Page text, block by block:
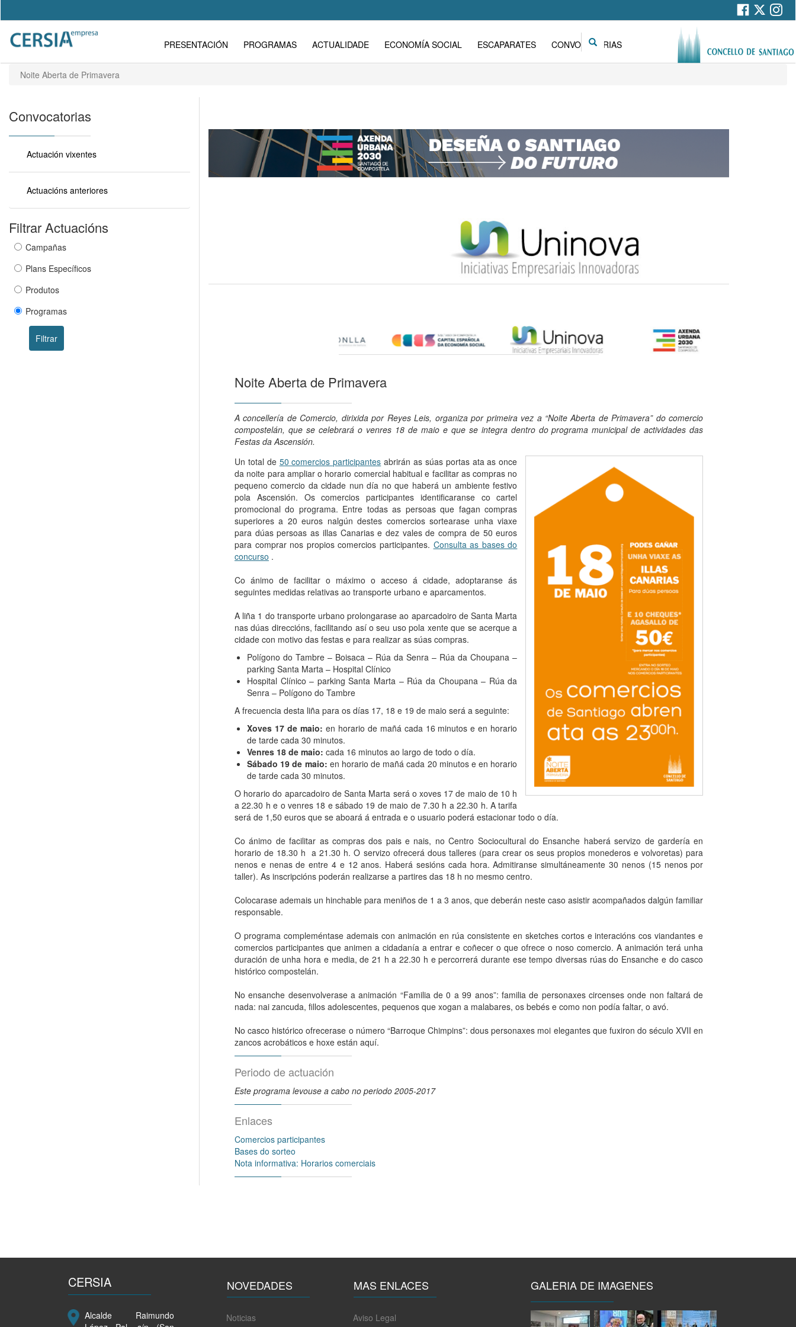
principal
Formulario
búsqueda
Search
Main
PRESENTACIÓN PROGRAMAS ACTUALIDADE ECONOMÍA SOCIAL ESCAPARATES CONVOCATORIAS
Noite Aberta de Primavera
Convocatorias
Actuación vixentes
Actuacións anteriores
Filtrar Actuacións
Campañas
Plans Específicos
Produtos
Programas
Filtrar
Noite Aberta de Primavera
A concellería de Comercio, dirixida por Reyes Leis, organiza por primeira vez a “Noite Aberta de Primavera” do comercio
compostelán, que se celebrará o venres 18 de maio e que se integra dentro do programa municipal de actividades das
Festas da Ascensión.
Un total de 50 comercios participantes abrirán as súas portas ata as once
da noite para ampliar o horario comercial habitual e facilitar as compras no
pequeno comercio da cidade nun día no que haberá un ambiente festivo
pola Ascensión. Os comercios participantes identificaranse co cartel
promocional do programa. Entre todas as persoas que fagan compras
superiores a 20 euros nalgún destes comercios sortearase unha viaxe
para dúas persoas as illas Canarias e dez vales de compra de 50 euros
para comprar nos propios comercios participantes. Consulta as bases do
concurso .
Co ánimo de facilitar o máximo o acceso á cidade, adoptaranse ás
seguintes medidas relativas ao transporte urbano e aparcamentos.
A liña 1 do transporte urbano prolongarase ao aparcadoiro de Santa Marta
nas dúas direccións, facilitando así o seu uso pola xente que se acerque a
cidade con motivo das festas e para realizar as súas compras.
Polígono do Tambre – Boisaca – Rúa da Senra – Rúa da Choupana –
parking Santa Marta – Hospital Clínico
Hospital Clínico – parking Santa Marta – Rúa da Choupana – Rúa da
Senra – Polígono do Tambre
A frecuencia desta liña para os días 17, 18 e 19 de maio será a seguinte:
Xoves 17 de maio: en horario de mañá cada 16 minutos e en horario
de tarde cada 30 minutos.
Venres 18 de maio: cada 16 minutos ao largo de todo o día.
Sábado 19 de maio: en horario de mañá cada 20 minutos e en horario
de tarde cada 30 minutos.
O horario do aparcadoiro de Santa Marta será o xoves 17 de maio de 10 h
a 22.30 h e o venres 18 e sábado 19 de maio de 7.30 h a 22.30 h. A tarifa
será de 1,50 euros que se aboará á entrada e o usuario poderá estacionar todo o día.
Co ánimo de facilitar as compras dos pais e nais, no Centro Sociocultural do Ensanche haberá servizo de gardería en
horario de 18.30 h a 21.30 h. O servizo ofrecerá dous talleres (para crear os seus propios monederos e volvoretas) para
nenos e nenas de entre 4 e 12 anos. Haberá sesións cada hora. Admitiranse simultáneamente 30 nenos (15 nenos por
taller). As inscripcións poderán realizarse a partires das 18 h no mesmo centro.
Colocarase ademais un hinchable para meniños de 1 a 3 anos, que deberán neste caso asistir acompañados dalgún familiar
responsable.
O programa compleméntase ademais con animación en rúa consistente en sketches cortos e interacións cos viandantes e
comercios participantes que animen a cidadanía a entrar e coñecer o que ofrece o noso comercio. A animación terá unha
duración de unha hora e media, de 21 h a 22.30 h e percorrerá durante ese tempo diversas rúas do Ensanche e do casco
histórico compostelán.
No ensanche desenvolverase a animación “Familia de 0 a 99 anos”: familia de personaxes circenses onde non faltará de
nada: nai zancuda, fillos adolescentes, pequenos que xogan a malabares, os bebés e como non podía faltar, o avó.
No casco histórico ofrecerase o número “Barroque Chimpins”: dous personaxes moi elegantes que fuxiron do século XVII en
zancos acrobáticos e hoxe están aquí.
Periodo de actuación
Este programa levouse a cabo no periodo 2005-2017
Enlaces
Comercios participantes
Bases do sorteo
Nota informativa: Horarios comerciais
CERSIA
Alcalde Raimundo
NOVEDADES
Noticias
MAS ENLACES
Aviso Legal
GALERIA DE IMAGENES